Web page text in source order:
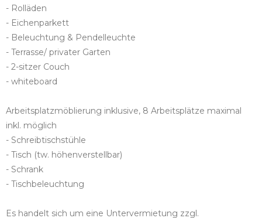
- Rolläden
- Eichenparkett
- Beleuchtung & Pendelleuchte
- Terrasse/ privater Garten
- 2-sitzer Couch
- whiteboard
Arbeitsplatzmöblierung inklusive, 8 Arbeitsplätze maximal
inkl. möglich
- Schreibtischstühle
- Tisch (tw. höhenverstellbar)
- Schrank
- Tischbeleuchtung
Es handelt sich um eine Untervermietung zzgl.